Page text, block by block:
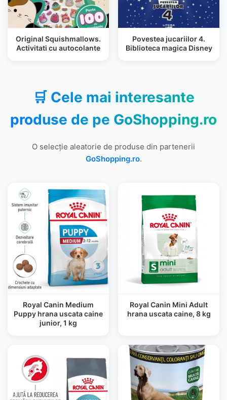
Original Squishmallows.
Activitati cu autocolante
Povestea jucariilor 4.
Biblioteca magica Disney
🛒 Cele mai interesante
produse de pe GoShopping.ro
O selecție aleatorie de produse din partenerii
GoShopping.ro.
Royal Canin Medium
Puppy hrana uscata caine
junior, 1 kg
Royal Canin Mini Adult
hrana uscata caine, 8 kg